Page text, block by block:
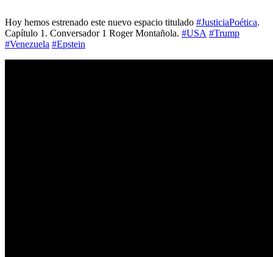
Hoy hemos estrenado este nuevo espacio titulado #JusticiaPoética.
Capítulo 1. Conversador 1 Roger Montañola. #USA #Trump
#Venezuela #Epstein